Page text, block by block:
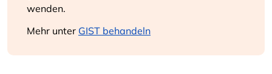
wenden.
Mehr unter GIST behandeln